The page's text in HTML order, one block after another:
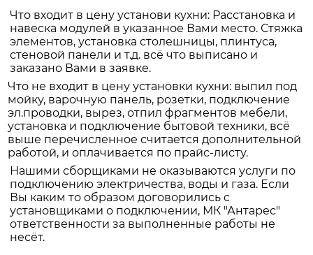
Что входит в цену установи кухни: Расстановка и
навеска модулей в указанное Вами место. Стяжка
элементов, установка столешницы, плинтуса,
стеновой панели и т.д. всё что выписано и
заказано Вами в заявке.
Что не входит в цену установки кухни: выпил под
мойку, варочную панель, розетки, подключение
эл.проводки, вырез, отпил фрагментов мебели,
установка и подключение бытовой техники, всё
выше перечисленное считается дополнительной
работой, и оплачивается по прайс-листу.
Нашими сборщиками не оказываются услуги по
подключению электричества, воды и газа. Если
Вы каким то образом договорились с
установщиками о подключении, МК "Антарес"
ответственности за выполненные работы не
несёт.